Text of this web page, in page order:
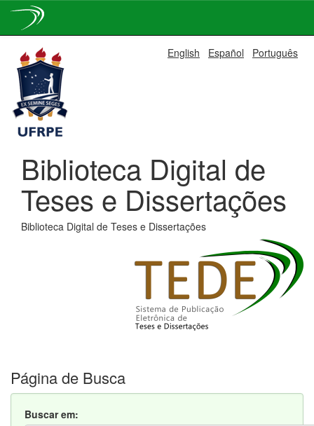
navigation
English Español Português
Biblioteca Digital de
Teses e Dissertações
Biblioteca Digital de Teses e Dissertações
Página de Busca
Buscar em: